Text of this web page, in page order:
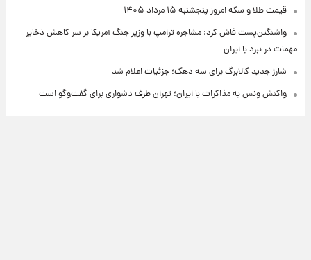
قیمت طلا و سکه امروز پنجشنبه ۱۵ مرداد ۱۴۰۵
واشنگتن‌پست فاش کرد: مشاجره ترامپ با وزیر جنگ آمریکا بر سر کاهش ذخایر
مهمات در نبرد با ایران
شارژ جدید کالابرگ برای سه دهک؛ جزئیات اعلام شد
واکنش ونس به مذاکرات با ایران؛ تهران طرف دشواری برای گفت‌وگو است